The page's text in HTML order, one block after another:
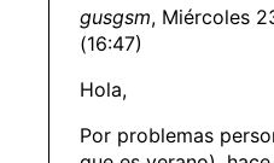
gusgsm, Miércoles
(16:47)
Hola,
Por problemas